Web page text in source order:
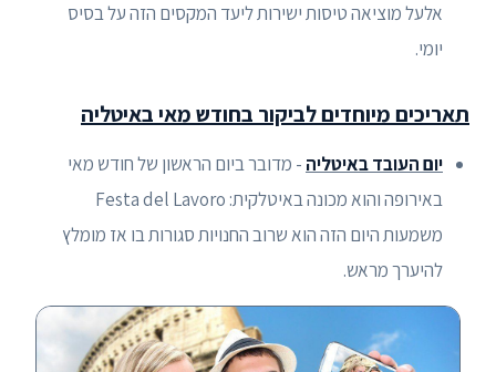
אלעל מוציאה טיסות ישירות ליעד המקסים הזה על בסיס
יומי.
תאריכים מיוחדים לביקור בחודש מאי באיטליה
יום העובד באיטליה - מדובר ביום הראשון של חודש מאי
באירופה והוא מכונה באיטלקית: Festa del Lavoro
משמעות היום הזה הוא שרוב החנויות סגורות בו אז מומלץ
להיערך מראש.